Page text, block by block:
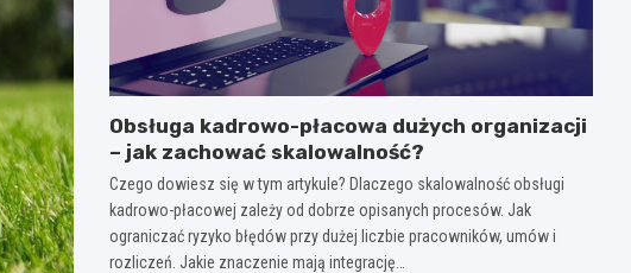
Obsługa kadrowo-płacowa dużych organizacji
– jak zachować skalowalność?
Czego dowiesz się w tym artykule? Dlaczego skalowalność obsługi
kadrowo-płacowej zależy od dobrze opisanych procesów. Jak
ograniczać ryzyko błędów przy dużej liczbie pracowników, umów i
rozliczeń. Jakie znaczenie mają integrację…